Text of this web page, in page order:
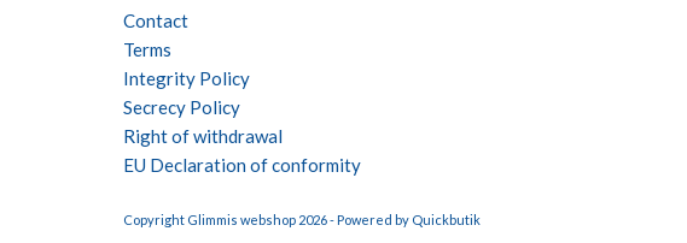
Contact
Terms
Integrity Policy
Secrecy Policy
Right of withdrawal
EU Declaration of conformity
Copyright Glimmis webshop 2026 -Powered by Quickbutik